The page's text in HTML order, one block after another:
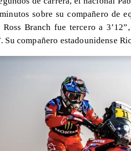
sobre su compañero de
Branch fue tercero a
Su compañero estadounidense